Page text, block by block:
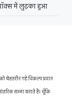
में लुढ़का हुआ
बेहतरीन गद्दे विकल्प प्रदान
सज्जा बनाते हैं।चूँकि